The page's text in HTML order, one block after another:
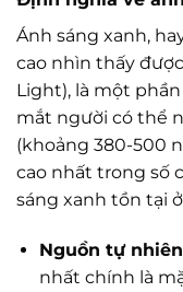
Ánh sáng xanh,
cao nhìn thấy
Light), là một
mắt người có thể
(khoảng 380-500
cao nhất trong số
sáng xanh tồn tại
Nguồn tự
nhất chính là